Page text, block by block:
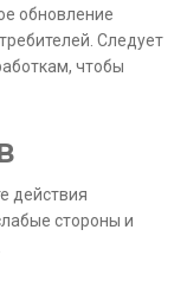
обновление
Следует
чтобы
действия
стороны и